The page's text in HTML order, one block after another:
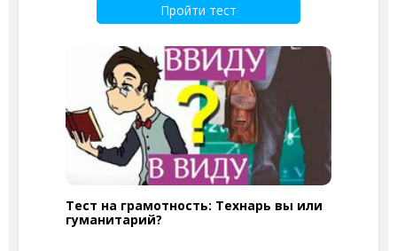
Пройти тест
Тест на грамотность: Технарь вы или
гуманитарий?